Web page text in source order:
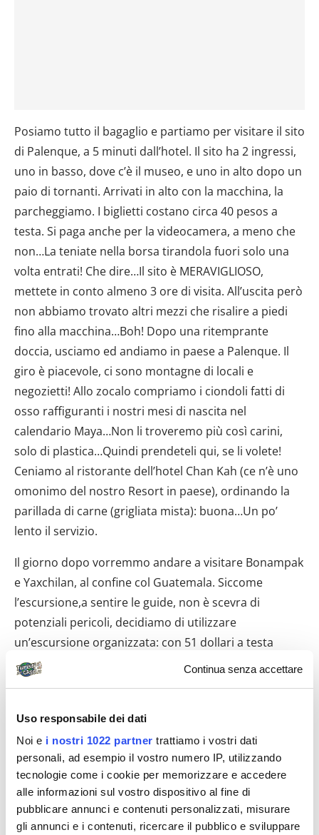
Continua senza accettare
Uso responsabile dei dati
Noi e i nostri 1022 partner trattiamo i vostri dati
personali, ad esempio il vostro numero IP, utilizzando
tecnologie come i cookie per memorizzare e accedere
alle informazioni sul vostro dispositivo al fine di
pubblicare annunci e contenuti personalizzati, misurare
gli annunci e i contenuti, ricercare il pubblico e sviluppare
Posiamo tutto il bagaglio e partiamo per visitare il sito
di Palenque, a 5 minuti dall’hotel. Il sito ha 2 ingressi,
uno in basso, dove c’è il museo, e uno in alto dopo un
paio di tornanti. Arrivati in alto con la macchina, la
parcheggiamo. I biglietti costano circa 40 pesos a
testa. Si paga anche per la videocamera, a meno che
non…La teniate nella borsa tirandola fuori solo una
volta entrati! Che dire…Il sito è MERAVIGLIOSO,
mettete in conto almeno 3 ore di visita. All’uscita però
non abbiamo trovato altri mezzi che risalire a piedi
fino alla macchina…Boh! Dopo una ritemprante
doccia, usciamo ed andiamo in paese a Palenque. Il
giro è piacevole, ci sono montagne di locali e
negozietti! Allo zocalo compriamo i ciondoli fatti di
osso raffiguranti i nostri mesi di nascita nel
calendario Maya…Non li troveremo più così carini,
solo di plastica…Quindi prendeteli qui, se li volete!
Ceniamo al ristorante dell’hotel Chan Kah (ce n’è uno
omonimo del nostro Resort in paese), ordinando la
parillada di carne (grigliata mista): buona…Un po’
lento il servizio.
Il giorno dopo vorremmo andare a visitare Bonampak
e Yaxchilan, al confine col Guatemala. Siccome
l’escursione,a sentire le guide, non è scevra di
potenziali pericoli, decidiamo di utilizzare
un’escursione organizzata: con 51 dollari a testa
prenotiamo da Na Chan Kan (sulla strada principale)…
E corriamo a letto, perché ci vengono a prendere
GENNAIO: BONAMPAK E YAXCHILAN Devo dire che la
scelta dell’agenzia dell’escursione si è rivelata felice.
Abbiamo un autista simpaticissimo, Luis, un pulmino
comodo, ci vengono a prendere fino all’hotel e
compresi nel biglietto ci sono l’ottima colazione (in
una strana palapa nascosta tra la vegetazione lungo